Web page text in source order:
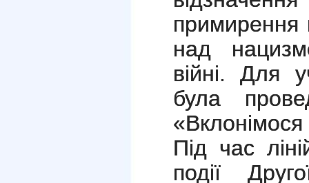
примирення
над
війні. Для
була
Під час
події